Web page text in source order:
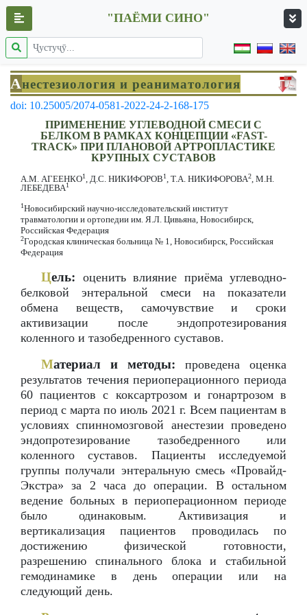
"ПАЁМИ СИНО"
Анестезиология и реаниматология
doi: 10.25005/2074-0581-2022-24-2-168-175
ПРИМЕНЕНИЕ УГЛЕВОДНОЙ СМЕСИ С
БЕЛКОМ В РАМКАХ КОНЦЕПЦИИ «FAST-
TRACK» ПРИ ПЛАНОВОЙ АРТРОПЛАСТИКЕ
КРУПНЫХ СУСТАВОВ
А.М. АГЕЕНКО1, Д.С. НИКИФОРОВ1, Т.А. НИКИФОРОВА2, М.Н.
ЛЕБЕДЕВА1
1Новосибирский научно-исследовательский институт
травматологии и ортопедии им. Я.Л. Цивьяна, Новосибирск,
Российская Федерация
2Городская клиническая больница № 1, Новосибирск, Российская
Федерация
Цель: оценить влияние приёма углеводно-
белковой энтеральной смеси на показатели
обмена веществ, самочувствие и сроки
активизации после эндопротезирования
коленного и тазобедренного суставов.
Материал и методы: проведена оценка
результатов течения периоперационного периода
60 пациентов с коксартрозом и гонартрозом в
период с марта по июль 2021 г. Всем пациентам в
условиях спинномозговой анестезии проведено
эндопротезирование тазобедренного или
коленного суставов. Пациенты исследуемой
группы получали энтеральную смесь «Провайд-
Экстра» за 2 часа до операции. В остальном
ведение больных в периоперационном периоде
было одинаковым. Активизация и
вертикализация пациентов проводилась по
достижению физической готовности,
разрешению спинального блока и стабильной
гемодинамике в день операции или на
следующий день.